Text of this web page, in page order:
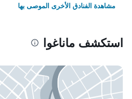
مشاهدة الفنادق الأخرى الموصى بها
استكشف ماناغوا